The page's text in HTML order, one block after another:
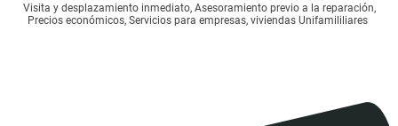
Visita y desplazamiento inmediato, Asesoramiento previo a la reparación,
Precios económicos, Servicios para empresas, viviendas Unifamililiares